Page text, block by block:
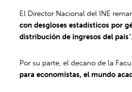
El Director Nacional del INE
con desgloses estadísticos por
distribución de ingresos del país
Por su parte, el decano de la
para economistas, el mundo